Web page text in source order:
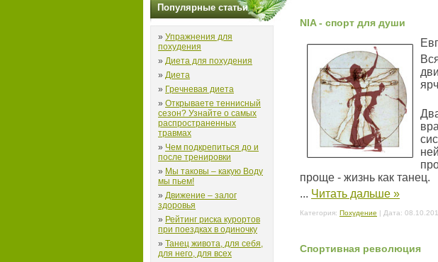
Популярные статьи
» Упражнения для
похудения
» Диета для похудения
» Диета
» Гречневая диета
» Открываете теннисный
сезон? Узнайте о самых
распространенных
травмах
» Чем подкрепиться до и
после тренировки
» Мы таковы – какую Воду
мы пьем!
» Движение – залог
здоровья
» Рейтинг риска курортов
при поездках в одиночку
» Танец живота, для себя,
для него, для всех
NIA - спорт для души
проще - жизнь как танец.
... Читать дальше »
Категория: Похудение | Дата:
Спортивная революция